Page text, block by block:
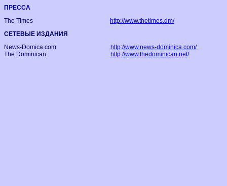
ПРЕССА
The Times
http://www.thetimes.dm/
СЕТЕВЫЕ ИЗДАНИЯ
News-Domica.com
http://www.news-dominica.com/
The Dominican
http://www.thedominican.net/